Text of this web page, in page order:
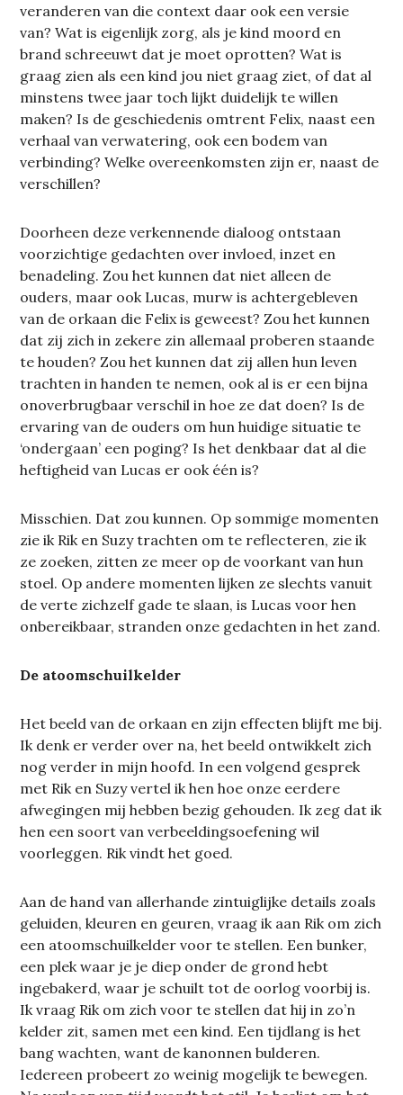
veranderen van die context daar ook een versie
van? Wat is eigenlijk zorg, als je kind moord en
brand schreeuwt dat je moet oprotten? Wat is
graag zien als een kind jou niet graag ziet, of dat al
minstens twee jaar toch lijkt duidelijk te willen
maken? Is de geschiedenis omtrent Felix, naast een
verhaal van verwatering, ook een bodem van
verbinding? Welke overeenkomsten zijn er, naast de
verschillen?
Doorheen deze verkennende dialoog ontstaan
voorzichtige gedachten over invloed, inzet en
benadeling. Zou het kunnen dat niet alleen de
ouders, maar ook Lucas, murw is achtergebleven
van de orkaan die Felix is geweest? Zou het kunnen
dat zij zich in zekere zin allemaal proberen staande
te houden? Zou het kunnen dat zij allen hun leven
trachten in handen te nemen, ook al is er een bijna
onoverbrugbaar verschil in hoe ze dat doen? Is de
ervaring van de ouders om hun huidige situatie te
‘ondergaan’ een poging? Is het denkbaar dat al die
heftigheid van Lucas er ook één is?
Misschien. Dat zou kunnen. Op sommige momenten
zie ik Rik en Suzy trachten om te reflecteren, zie ik
ze zoeken, zitten ze meer op de voorkant van hun
stoel. Op andere momenten lijken ze slechts vanuit
de verte zichzelf gade te slaan, is Lucas voor hen
onbereikbaar, stranden onze gedachten in het zand.
De atoomschuilkelder
Het beeld van de orkaan en zijn effecten blijft me bij.
Ik denk er verder over na, het beeld ontwikkelt zich
nog verder in mijn hoofd. In een volgend gesprek
met Rik en Suzy vertel ik hen hoe onze eerdere
afwegingen mij hebben bezig gehouden. Ik zeg dat ik
hen een soort van verbeeldingsoefening wil
voorleggen. Rik vindt het goed.
Aan de hand van allerhande zintuiglijke details zoals
geluiden, kleuren en geuren, vraag ik aan Rik om zich
een atoomschuilkelder voor te stellen. Een bunker,
een plek waar je je diep onder de grond hebt
ingebakerd, waar je schuilt tot de oorlog voorbij is.
Ik vraag Rik om zich voor te stellen dat hij in zo’n
kelder zit, samen met een kind. Een tijdlang is het
bang wachten, want de kanonnen bulderen.
Iedereen probeert zo weinig mogelijk te bewegen.